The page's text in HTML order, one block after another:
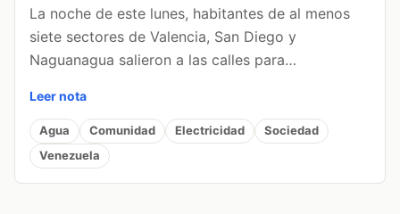
La noche de este lunes, habitantes de al menos
siete sectores de Valencia, San Diego y
Naguanagua salieron a las calles para…
Leer nota
Agua Comunidad Electricidad
Sociedad
Venezuela